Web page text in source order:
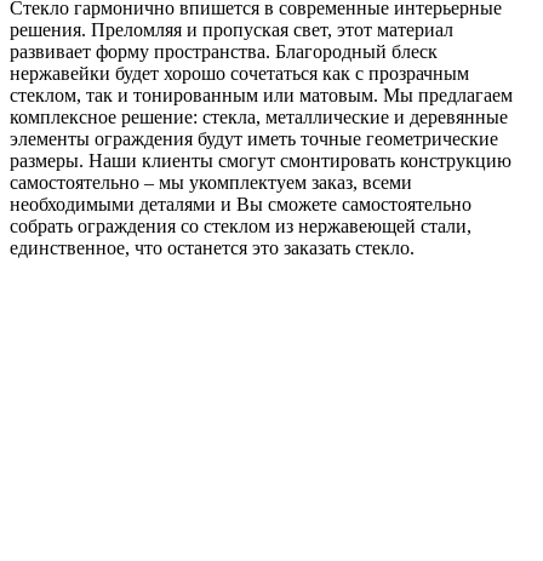
Стекло гармонично впишется в современные интерьерные
решения. Преломляя и пропуская свет, этот материал
развивает форму пространства. Благородный блеск
нержавейки будет хорошо сочетаться как с прозрачным
стеклом, так и тонированным или матовым. Мы предлагаем
комплексное решение: стекла, металлические и деревянные
элементы ограждения будут иметь точные геометрические
размеры. Наши клиенты смогут смонтировать конструкцию
самостоятельно – мы укомплектуем заказ, всеми
необходимыми деталями и Вы сможете самостоятельно
собрать ограждения со стеклом из нержавеющей стали,
единственное, что останется это заказать стекло.